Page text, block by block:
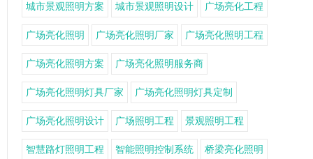
城市景观照明方案 城市景观照明设计 广场亮化工程
广场亮化照明 广场亮化照明厂家 广场亮化照明工程
广场亮化照明方案 广场亮化照明服务商
广场亮化照明灯具厂家 广场亮化照明灯具定制
广场亮化照明设计 广场照明工程 景观照明工程
智慧路灯照明工程 智能照明控制系统 桥梁亮化照明